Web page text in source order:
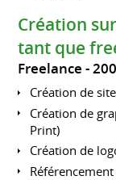
Création
tant que
Freelance
Création de
Création de
Print)
Création de